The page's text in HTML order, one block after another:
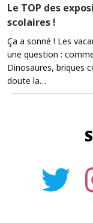
Le TOP des
scolaires !
Ça a sonné ! Les
une question :
Dinosaures, briques
doute la…